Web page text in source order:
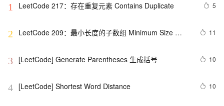
1 LeetCode 217：存在重复元素	Contains Duplicate 5
2
LeetCode 209：最小长度的子数组 Minimum Size
11
3 [LeetCode] Generate Parentheses 生成括号 10
4 [LeetCode] Shortest Word Distance 10